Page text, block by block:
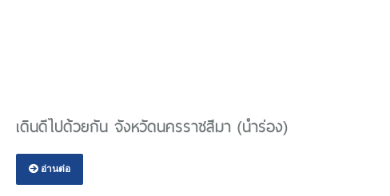
เดินดีไปด้วยกัน จังหวัดนครราชสีมา (นำร่อง)
อ่านต่อ